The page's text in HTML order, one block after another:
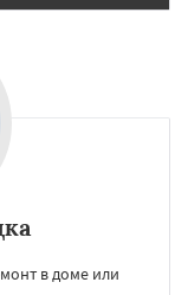
в доме или